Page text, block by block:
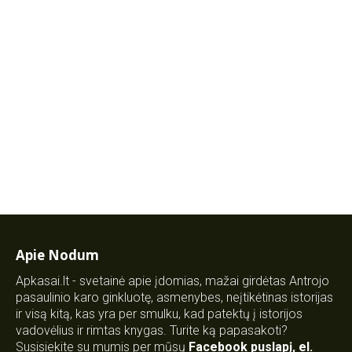
Apie Nodum
Apkasai.lt - svetainė apie įdomias, mažai girdėtas Antrojo
pasaulinio karo ginkluotę, asmenybes, neįtikėtinas istorijas
ir visą kitą, kas yra per smulku, kad patektų į istorijos
vadovėlius ir rimtas knygas. Turite ką papasakoti?
Susisiekite su mumis per mūsų Facebook puslapį, el.